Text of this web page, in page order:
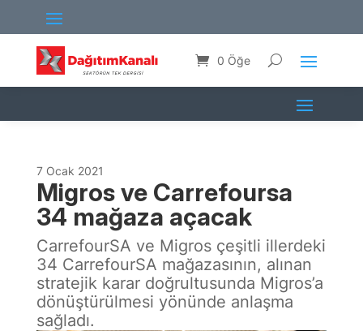
0 Öğe
7 Ocak 2021
Migros ve Carrefoursa
34 mağaza açacak
CarrefourSA ve Migros çeşitli illerdeki
34 CarrefourSA mağazasının, alınan
stratejik karar doğrultusunda Migros’a
dönüştürülmesi yönünde anlaşma
sağladı.